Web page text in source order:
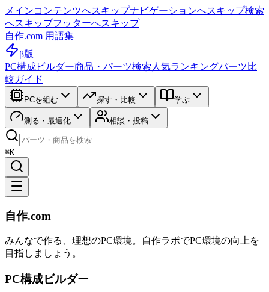
メインコンテンツへスキップナビゲーションへスキップ検索
へスキップフッターへスキップ
自作.com 用語集
β版
PC構成ビルダー商品・パーツ検索 人気ランキングパーツ比
較ガイド
PCを組む 探す・比較 学ぶ
測る・最適化 相談・投稿
⌘K
自作.com
みんなで作る、理想のPC環境。 自作ラボでPC環境の向上を
目指しましょう。
PC構成ビルダー